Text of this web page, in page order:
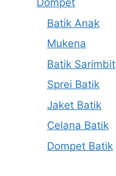
Dompet
Batik Anak
Mukena
Batik Sarimbit
Sprei Batik
Jaket Batik
Celana Batik
Dompet Batik